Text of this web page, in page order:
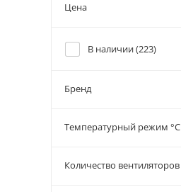
Цена
В наличии (223)
Бренд
Температурный режим °C
Количество вентиляторов